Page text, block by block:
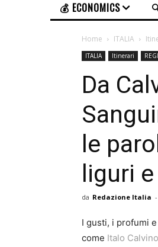
💰 ECONOMICS
Home ITALIA
ITALIA Itinerari
Da
le
liguri
da Redazione Italia -
I gusti, i profumi
come Italo Calvino